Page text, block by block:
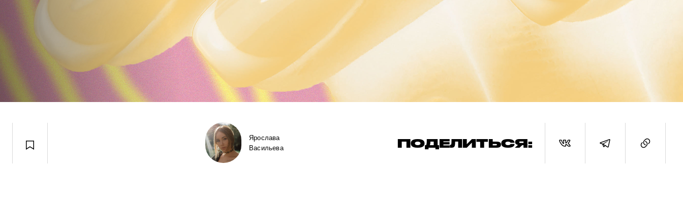
Ярослава
Васильева
ПОДЕЛИТЬСЯ: